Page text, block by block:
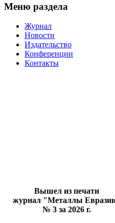
Меню раздела
Журнал
Новости
Издательство
Конференции
Контакты
Вышел из печати
журнал "Металлы
№ 3 за 2026 г.